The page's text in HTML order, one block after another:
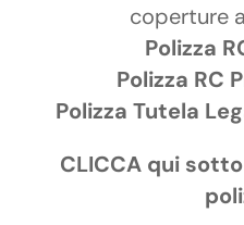
coperture
Polizza
Polizza RC
Polizza Tutela
CLICCA qui